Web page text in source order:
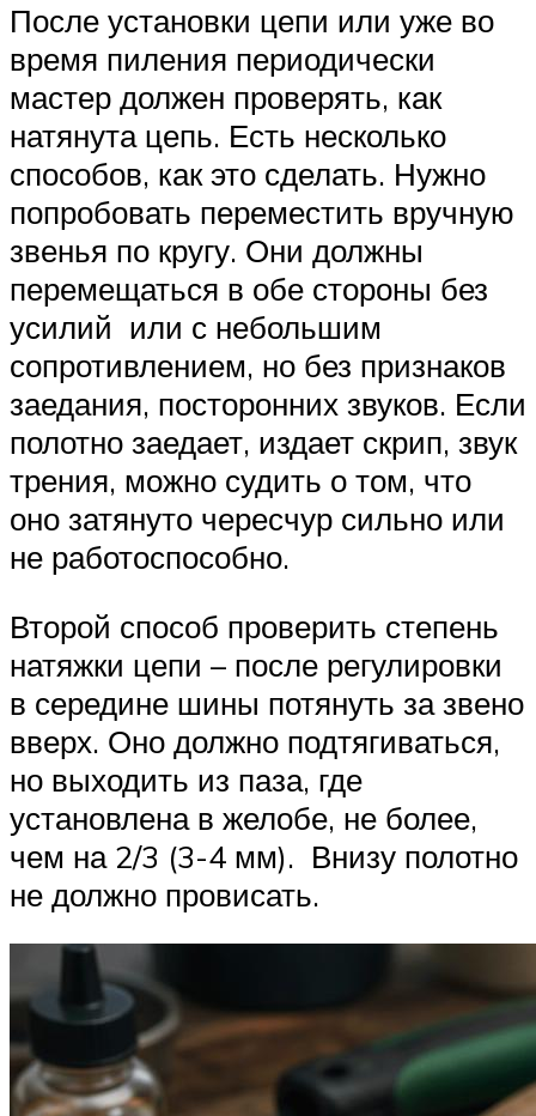
После установки цепи или уже во
время пиления периодически
мастер должен проверять, как
натянута цепь. Есть несколько
способов, как это сделать. Нужно
попробовать переместить вручную
звенья по кругу. Они должны
перемещаться в обе стороны без
усилий или с небольшим
сопротивлением, но без признаков
заедания, посторонних звуков. Если
полотно заедает, издает скрип, звук
трения, можно судить о том, что
оно затянуто чересчур сильно или
не работоспособно.
Второй способ проверить степень
натяжки цепи – после регулировки
в середине шины потянуть за звено
вверх. Оно должно подтягиваться,
но выходить из паза, где
установлена в желобе, не более,
чем на 2/3 (3-4 мм). Внизу полотно
не должно провисать.